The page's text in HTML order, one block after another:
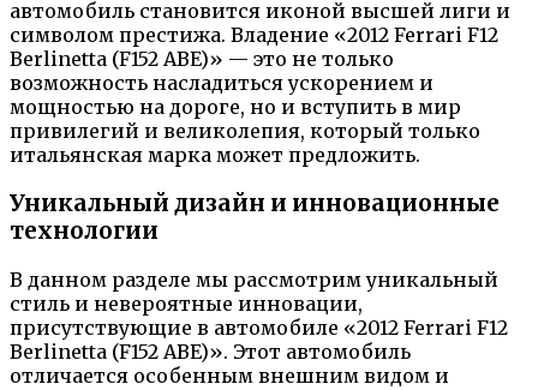
автомобиль становится иконой высшей лиги и
символом престижа. Владение «2012 Ferrari F12
Berlinetta (F152 ABE)» — это не только
возможность насладиться ускорением и
мощностью на дороге, но и вступить в мир
привилегий и великолепия, который только
итальянская марка может предложить.
Уникальный дизайн и инновационные
технологии
В данном разделе мы рассмотрим уникальный
стиль и невероятные инновации,
присутствующие в автомобиле «2012 Ferrari F12
Berlinetta (F152 ABE)». Этот автомобиль
отличается особенным внешним видом и